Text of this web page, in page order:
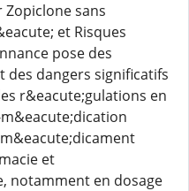
sans
et Risques
pose des
des dangers significatifs
r&eacute;gulations en
et
notamment en dosage